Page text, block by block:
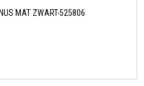
MAT ZWART-525806